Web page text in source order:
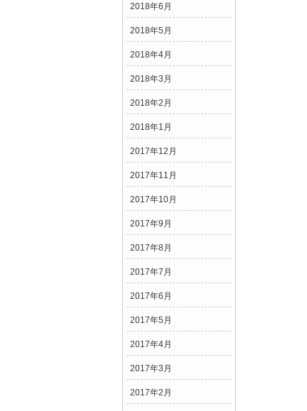
2018年6月
2018年5月
2018年4月
2018年3月
2018年2月
2018年1月
2017年12月
2017年11月
2017年10月
2017年9月
2017年8月
2017年7月
2017年6月
2017年5月
2017年4月
2017年3月
2017年2月